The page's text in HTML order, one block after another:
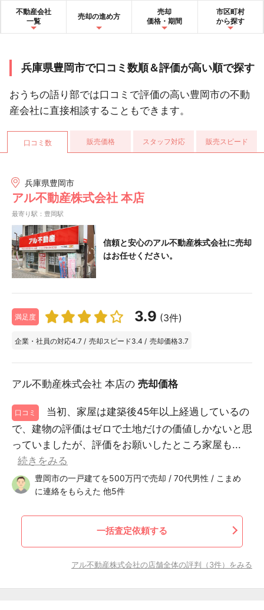
不動産会社
一覧
売却の進め方
売却
価格・期間
市区町村
から探す
兵庫県豊岡市で口コミ数順＆評価が高い順で探す
おうちの語り部では口コミで評価の高い豊岡市の不動
産会社に直接相談することもできます。
口コミ数 販売価格 スタッフ対応 販売スピード
兵庫県豊岡市
アル不動産株式会社 本店
最寄り駅：豊岡駅
信頼と安心のアル不動産株式会社に売却
はお任せください。
満足度 3.9 (3件)
企業・社員の対応4.7 / 売却スピード3.4 / 売却価格3.7
アル不動産株式会社 本店の 売却価格
口コミ
当初、家屋は建築後45年以上経過しているの
で、建物の評価はゼロで土地だけの価値しかないと思
っていましたが、評価をお願いしたところ家屋も...
続きをみる
豊岡市の一戸建てを500万円で売却 / 70代男性 / こまめ
に連絡をもらえた 他5件
一括査定依頼する
アル不動産株式会社の店舗全体の評判（3件）をみる